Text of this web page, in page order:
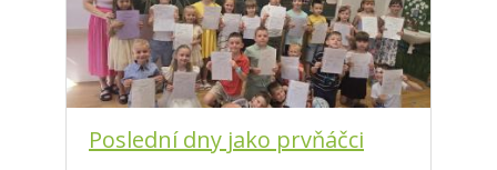
Poslední dny jako prvňáčci